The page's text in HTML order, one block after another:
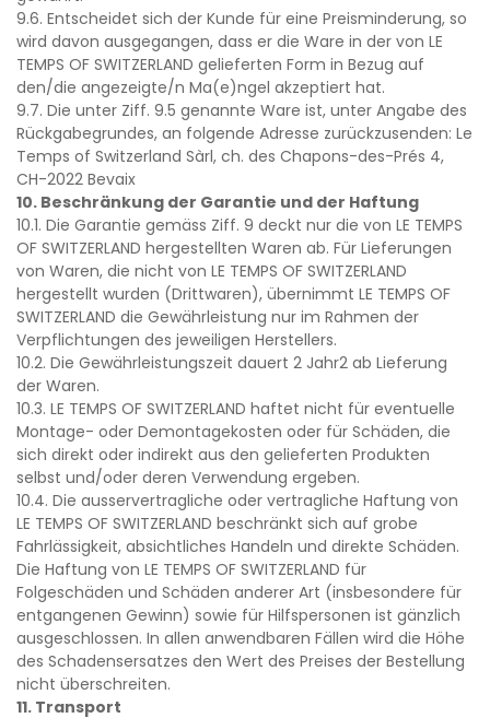
9.6. Entscheidet sich der Kunde für eine Preisminderung, so
wird davon ausgegangen, dass er die Ware in der von LE
TEMPS OF SWITZERLAND gelieferten Form in Bezug auf
den/die angezeigte/n Ma(e)ngel akzeptiert hat.
9.7. Die unter Ziff. 9.5 genannte Ware ist, unter Angabe des
Rückgabegrundes, an folgende Adresse zurückzusenden: Le
Temps of Switzerland Sàrl, ch. des Chapons-des-Prés 4,
CH-2022 Bevaix
10. Beschränkung der Garantie und der Haftung
10.1. Die Garantie gemäss Ziff. 9 deckt nur die von LE TEMPS
OF SWITZERLAND hergestellten Waren ab. Für Lieferungen
von Waren, die nicht von LE TEMPS OF SWITZERLAND
hergestellt wurden (Drittwaren), übernimmt LE TEMPS OF
SWITZERLAND die Gewährleistung nur im Rahmen der
Verpflichtungen des jeweiligen Herstellers.
10.2. Die Gewährleistungszeit dauert 2 Jahr2 ab Lieferung
der Waren.
10.3. LE TEMPS OF SWITZERLAND haftet nicht für eventuelle
Montage- oder Demontagekosten oder für Schäden, die
sich direkt oder indirekt aus den gelieferten Produkten
selbst und/oder deren Verwendung ergeben.
10.4. Die ausservertragliche oder vertragliche Haftung von
LE TEMPS OF SWITZERLAND beschränkt sich auf grobe
Fahrlässigkeit, absichtliches Handeln und direkte Schäden.
Die Haftung von LE TEMPS OF SWITZERLAND für
Folgeschäden und Schäden anderer Art (insbesondere für
entgangenen Gewinn) sowie für Hilfspersonen ist gänzlich
ausgeschlossen. In allen anwendbaren Fällen wird die Höhe
des Schadensersatzes den Wert des Preises der Bestellung
nicht überschreiten.
11. Transport